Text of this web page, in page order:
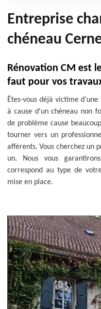
Entreprise
chéneau
Rénovation CM est
faut pour vos
Êtes-vous déjà victime
à cause d'un chéneau non
de problème cause
tourner vers un
afférents. Vous cherchez un
un. Nous vous
correspond au type de
mise en place.